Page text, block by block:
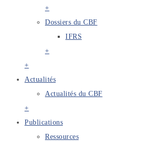
+
Dossiers du CBF
IFRS
+
+
Actualités
Actualités du CBF
+
Publications
Ressources